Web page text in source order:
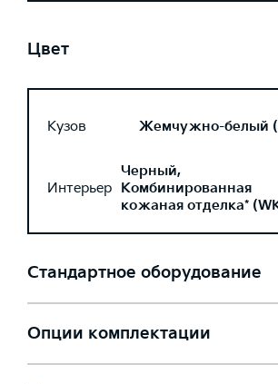
Цвет
Кузов Жемчужно-белый
Интерьер
Черный,
Комбинированная
кожаная отделка*
Стандартное оборудование
Опции комплектации